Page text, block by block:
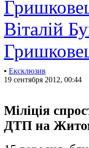
Віталій
• Ексклюзив
19 сентября 2012, 00:44
Міліція
ДТП на